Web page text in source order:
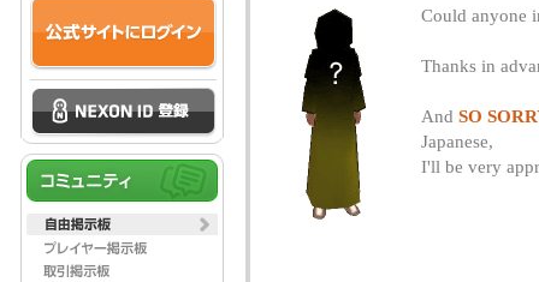
Could anyone
Thanks in
And SO
Japanese,
I'll be very